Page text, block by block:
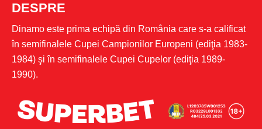
DESPRE
Dinamo este prima echipă din România care s-a calificat
în semifinalele Cupei Campionilor Europeni (ediţia 1983-
1984) şi în semifinalele Cupei Cupelor (ediţia 1989-
1990).